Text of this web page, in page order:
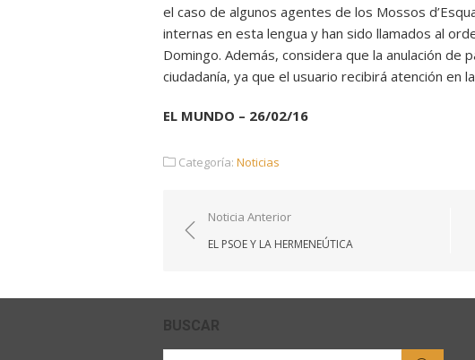
el caso de algunos agentes de los Mossos
internas en esta lengua y han sido llamados al
Domingo. Además, considera que la anulación
ciudadanía, ya que el usuario recibirá atención en
EL MUNDO – 26/02/16
Categoría: Noticias
Navegación
de
Noticia Anterior
EL PSOE Y LA HERMENEÚTICA
BUSCAR
Buscar